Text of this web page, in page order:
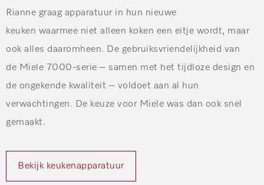
Rianne graag apparatuur in hun nieuwe
keuken waarmee niet alleen koken een eitje wordt, maar
ook alles daaromheen. De gebruiksvriendelijkheid van
de Miele 7000-serie – samen met het tijdloze design en
de ongekende kwaliteit – voldoet aan al hun
verwachtingen. De keuze voor Miele was dan ook snel
gemaakt.
Bekijk keukenapparatuur